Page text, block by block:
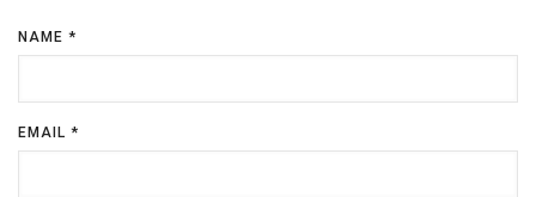
NAME *
EMAIL *